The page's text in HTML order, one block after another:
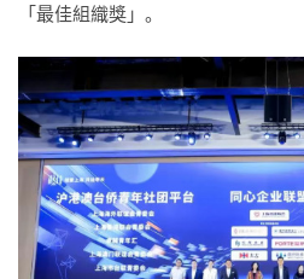
「最佳組織獎」。